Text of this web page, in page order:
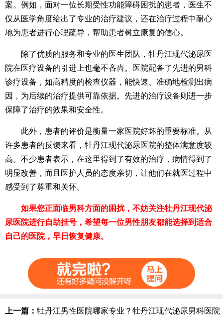
案。例如，面对一位长期受性功能障碍困扰的患者，医生不
仅从医学角度给出了专业的治疗建议，还在治疗过程中耐心
地为患者进行心理疏导，帮助患者树立康复的信心。
除了优质的服务和专业的医生团队，牡丹江现代泌尿医
院在医疗设备的引进上也毫不吝啬。医院配备了先进的男科
诊疗设备，如高精度的检查仪器，能快速、准确地检测出病
因，为后续的治疗提供可靠依据。先进的治疗设备则进一步
保障了治疗的效果和安全性。
此外，患者的评价是衡量一家医院好坏的重要标准。从
许多患者的反馈来看，牡丹江现代泌尿医院的整体满意度较
高。不少患者表示，在这里得到了有效的治疗，病情得到了
明显改善，而且医护人员的态度亲切，让他们在就医过程中
感受到了尊重和关怀。
如果您正面临男科方面的困扰，不妨关注牡丹江现代泌
尿医院进行自助挂号，希望每一位男性朋友都能选择到适合
自己的医院，早日恢复健康。
上一篇： 牡丹江男性医院哪家专业？牡丹江现代泌尿男科医院